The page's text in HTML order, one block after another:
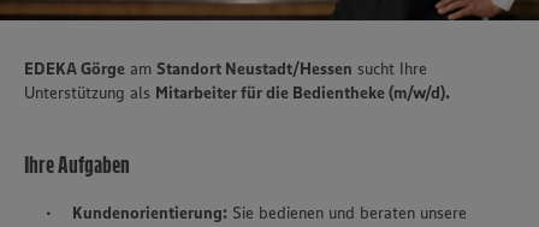
EDEKA Görge am Standort Neustadt/Hessen sucht Ihre
Unterstützung als Mitarbeiter für die Bedientheke (m/w/d).
Ihre Aufgaben
Kundenorientierung: Sie bedienen und beraten unsere